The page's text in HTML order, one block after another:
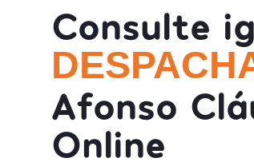
Consulte
Afonso
Online